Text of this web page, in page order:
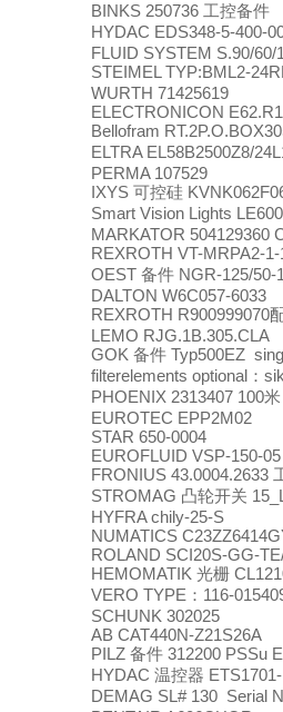
BINKS 250736 工控备件
HYDAC EDS348-5-400-
FLUID SYSTEM S.90/60/
STEIMEL TYP:BML2-
WURTH 71425619
ELECTRONICON
Bellofram
ELTRA EL58B2500Z8/
PERMA 107529
IXYS 可控硅
Smart Vision Lights
MARKATOR 504129360
REXROTH VT-MRPA2-
OEST 备件 NGR-125/50-
DALTON W6C057-6033
REXROTH R900999070
LEMO RJG.1B.305.CLA
GOK 备件 Typ500EZ
filterelements optional ：
PHOENIX 2313407 100米
EUROTEC EPP2M02
STAR 650-0004
EUROFLUID VSP-150-05
FRONIUS 43.0004.2633
STROMAG 凸轮开关
HYFRA chily-25-S
NUMATICS
ROLAND SCI20S-GG-
HEMOMATIK 光栅
VERO TYPE ： 116-
SCHUNK 302025
AB CAT440N-Z21S26A
PILZ 备件 312200 PSSu
HYDAC 温控器
DEMAG SL# 130 Serial